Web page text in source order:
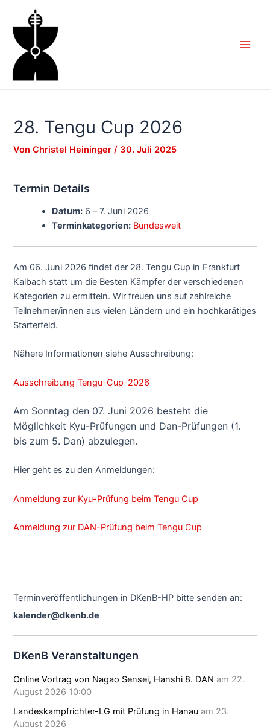
springen
28. Tengu Cup 2026
VonChristel Heininger/ 30. Juli 2025
Termin Details
Datum: 6 –7. Juni 2026
Terminkategorien: Bundesweit
Am 06. Juni 2026 findet der 28. Tengu Cup in Frankfurt
Kalbach statt um die Besten Kämpfer der verschiedenen
Kategorien zu ermitteln. Wir freuen uns auf zahlreiche
Teilnehmer/innen aus vielen Ländern und ein hochkarätiges
Starterfeld.
Nähere Informationen siehe Ausschreibung:
Ausschreibung Tengu-Cup-2026
Am Sonntag den 07. Juni 2026 besteht die
Möglichkeit Kyu-Prüfungen und Dan-Prüfungen (1.
bis zum 5. Dan) abzulegen.
Hier geht es zu den Anmeldungen:
Anmeldung zur Kyu-Prüfung beim Tengu Cup
Anmeldung zur DAN-Prüfung beim Tengu Cup
Terminveröffentlichungen in DKenB-HP bitte senden an:
kalender@dkenb.de
DKenB Veranstaltungen
Online Vortrag von Nagao Sensei, Hanshi 8. DAN am 22.
August 2026 10:00
Landeskampfrichter-LG mit Prüfung in Hanau am 23.
August 2026